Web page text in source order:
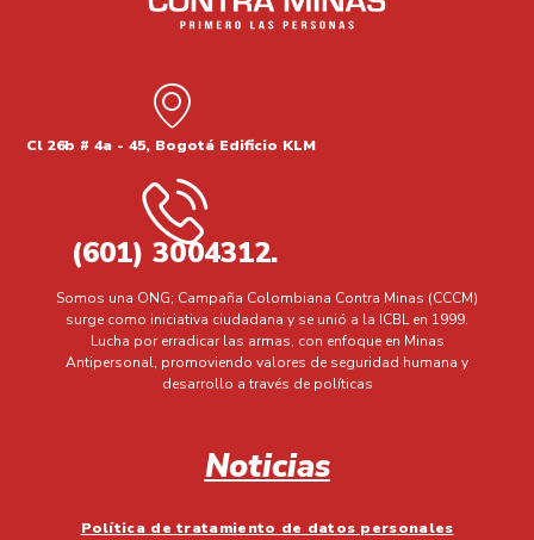
Cl 26b # 4a - 45, Bogotá Edificio KLM
(601) 3004312.
Somos una ONG; Campaña Colombiana Contra Minas (CCCM)
surge como iniciativa ciudadana y se unió a la ICBL en 1999.
Lucha por erradicar las armas, con enfoque en Minas
Antipersonal, promoviendo valores de seguridad humana y
desarrollo a través de políticas
Noticias
Política de tratamiento de datos personales